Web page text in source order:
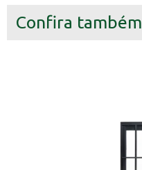
Confira também